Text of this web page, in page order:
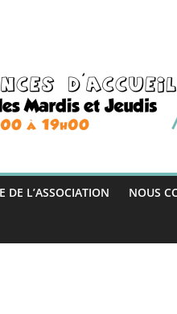
DE L’ASSOCIATION NOUS